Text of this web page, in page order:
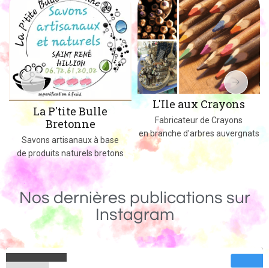
La P'tite Bulle
Bretonne
Savons artisanaux à base
de produits naturels bretons
L'Ile aux Crayons
Fabricateur de Crayons
en branche d'arbres auvergnats
Nos dernières publications sur
Instagram